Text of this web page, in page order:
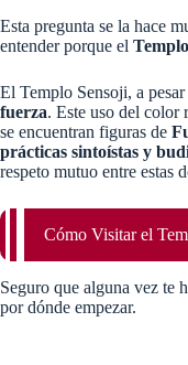
Esta pregunta se la hace
entender porque el
El Templo Sensoji, a
fuerza. Este uso del color
se encuentran figuras de
prácticas sintoístas y
respeto mutuo entre estas
Cómo Visitar el
Seguro que alguna vez te
por dónde empezar.